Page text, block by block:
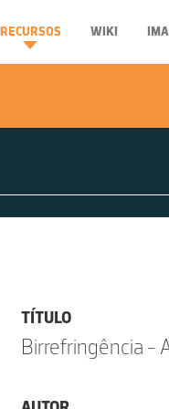
RECURSOS WIKI
TÍTULO
Birrefringência -